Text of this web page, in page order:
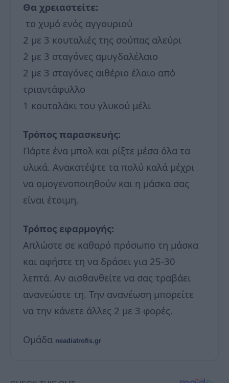
Θα χρειαστείτε:
το χυμό ενός αγγουριού
2 με 3 κουταλιές της σούπας αλεύρι
2 με 3 σταγόνες αμυγδαλέλαιο
2 με 3 σταγόνες αιθέριο έλαιο από
τριαντάφυλλο
1 κουταλάκι του γλυκού μέλι
Τρόπος παρασκευής:
Πάρτε ένα μπολ και ρίξτε μέσα όλα τα
υλικά. Ανακατέψτε τα πολύ καλά μέχρι
να ομογενοποιηθούν και η μάσκα σας
είναι έτοιμη.
Τρόπος εφαρμογής:
Απλώστε σε καθαρό πρόσωπο τη μάσκα
και αφήστε τη να δράσει για 25-30
λεπτά. Αν αισθανθείτε να σας τραβάει
ανανεώστε τη. Την ανανέωση μπορείτε
να την κάνετε άλλες 2 με 3 φορές.
Ομάδα neadiatrofis.gr